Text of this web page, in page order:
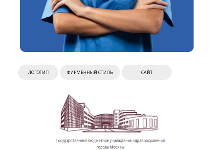
ЛОГОТИП ФИРМЕННЫЙ СТИЛЬ САЙТ